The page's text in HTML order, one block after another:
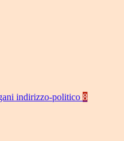
indirizzo-politico 8